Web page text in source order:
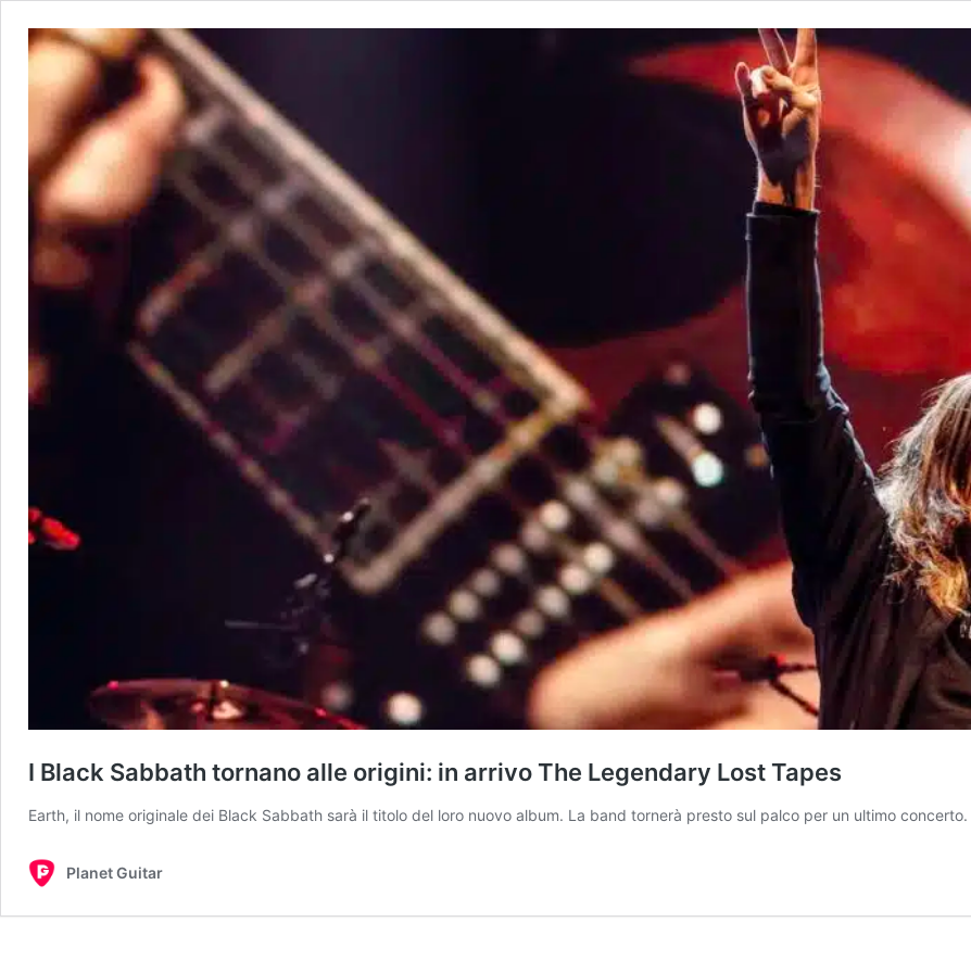
I Black Sabbath tornano alle origini: in arrivo The Legendary Lost Tapes
Earth, il nome originale dei Black Sabbath sarà il titolo del loro nuovo album. La band tornerà presto sul palco per un ultimo concerto.
Planet Guitar